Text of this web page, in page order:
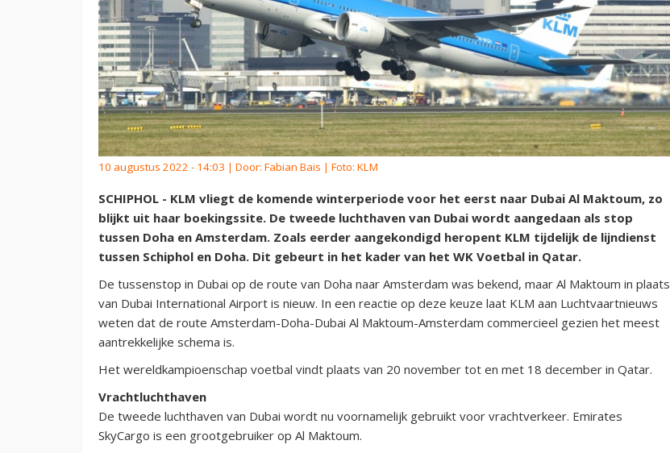
10 augustus 2022 - 14:03 | Door: Fabian Bais | Foto: KLM
SCHIPHOL - KLM vliegt de komende winterperiode voor het eerst naar Dubai Al Maktoum, zo
blijkt uit haar boekingssite. De tweede luchthaven van Dubai wordt aangedaan als stop
tussen Doha en Amsterdam. Zoals eerder aangekondigd heropent KLM tijdelijk de lijndienst
tussen Schiphol en Doha. Dit gebeurt in het kader van het WK Voetbal in Qatar.
De tussenstop in Dubai op de route van Doha naar Amsterdam was bekend, maar Al Maktoum in plaats
van Dubai International Airport is nieuw. In een reactie op deze keuze laat KLM aan Luchtvaartnieuws
weten dat de route Amsterdam-Doha-Dubai Al Maktoum-Amsterdam commercieel gezien het meest
aantrekkelijke schema is.
Het wereldkampioenschap voetbal vindt plaats van 20 november tot en met 18 december in Qatar.
Vrachtluchthaven
De tweede luchthaven van Dubai wordt nu voornamelijk gebruikt voor vrachtverkeer. Emirates
SkyCargo is een grootgebruiker op Al Maktoum.